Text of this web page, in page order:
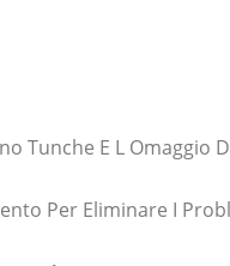
Tunche E L Omaggio
Per Eliminare I